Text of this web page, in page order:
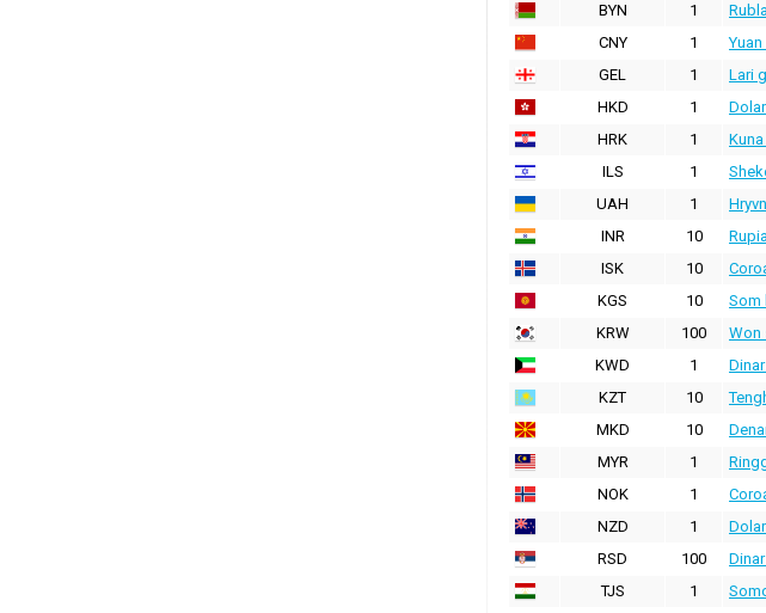
BYN
1
CNY
1
GEL
1 Lari
HKD
1
HRK
1
ILS
1
UAH
1
INR
10
ISK
10
KGS
10 Som
KRW
100 Won
KWD
1
KZT
10
MKD
10
MYR
1
NOK
1
NZD
1
RSD
100
TJS
1